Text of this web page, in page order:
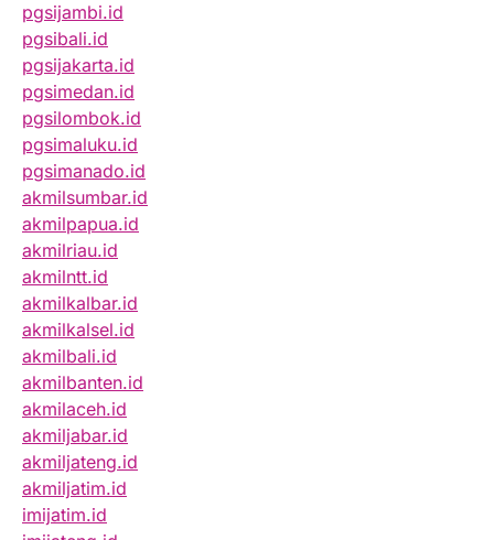
pgsijambi.id
pgsibali.id
pgsijakarta.id
pgsimedan.id
pgsilombok.id
pgsimaluku.id
pgsimanado.id
akmilsumbar.id
akmilpapua.id
akmilriau.id
akmilntt.id
akmilkalbar.id
akmilkalsel.id
akmilbali.id
akmilbanten.id
akmilaceh.id
akmiljabar.id
akmiljateng.id
akmiljatim.id
imijatim.id